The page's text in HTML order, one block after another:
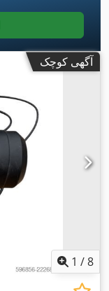
آگهی کوچک
1 /8